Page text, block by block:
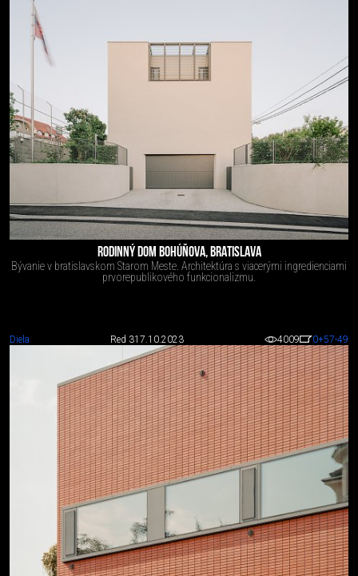
RODINNÝ DOM BOHÚŇOVA, BRATISLAVA
Bývanie v bratislavskom Starom Meste. Architektúra s viacerými ingredienciami
prvorepublikového funkcionalizmu.
Diela Red 317.10.2023 4009 0+57-49